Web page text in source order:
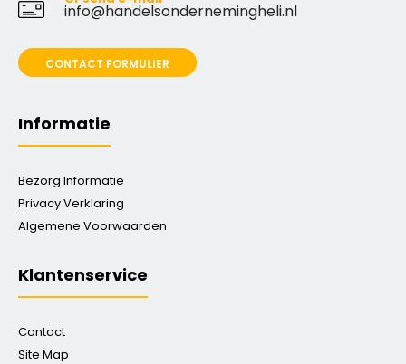
info@handelsondernemingheli.nl
CONTACT FORMULIER
Informatie
Bezorg Informatie
Privacy Verklaring
Algemene Voorwaarden
Klantenservice
Contact
Site Map